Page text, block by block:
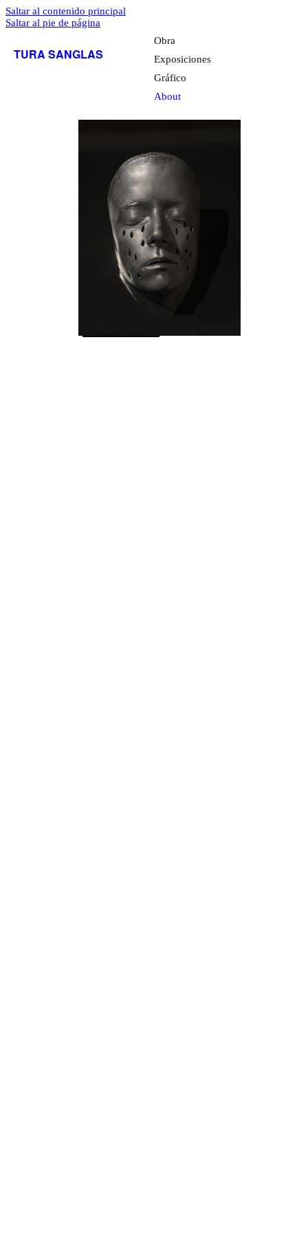
Saltar al contenido principal
Saltar al pie de página
TURA SANGLAS
Obra
Exposiciones
Gráfico
About